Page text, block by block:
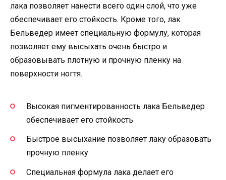
лака позволяет нанести всего один слой, что уже
обеспечивает его стойкость. Кроме того, лак
Бельведер имеет специальную формулу, которая
позволяет ему высыхать очень быстро и
образовывать плотную и прочную пленку на
поверхности ногтя.
Высокая пигментированность лака Бельведер
обеспечивает его стойкость
Быстрое высыхание позволяет лаку образовать
прочную пленку
Специальная формула лака делает его